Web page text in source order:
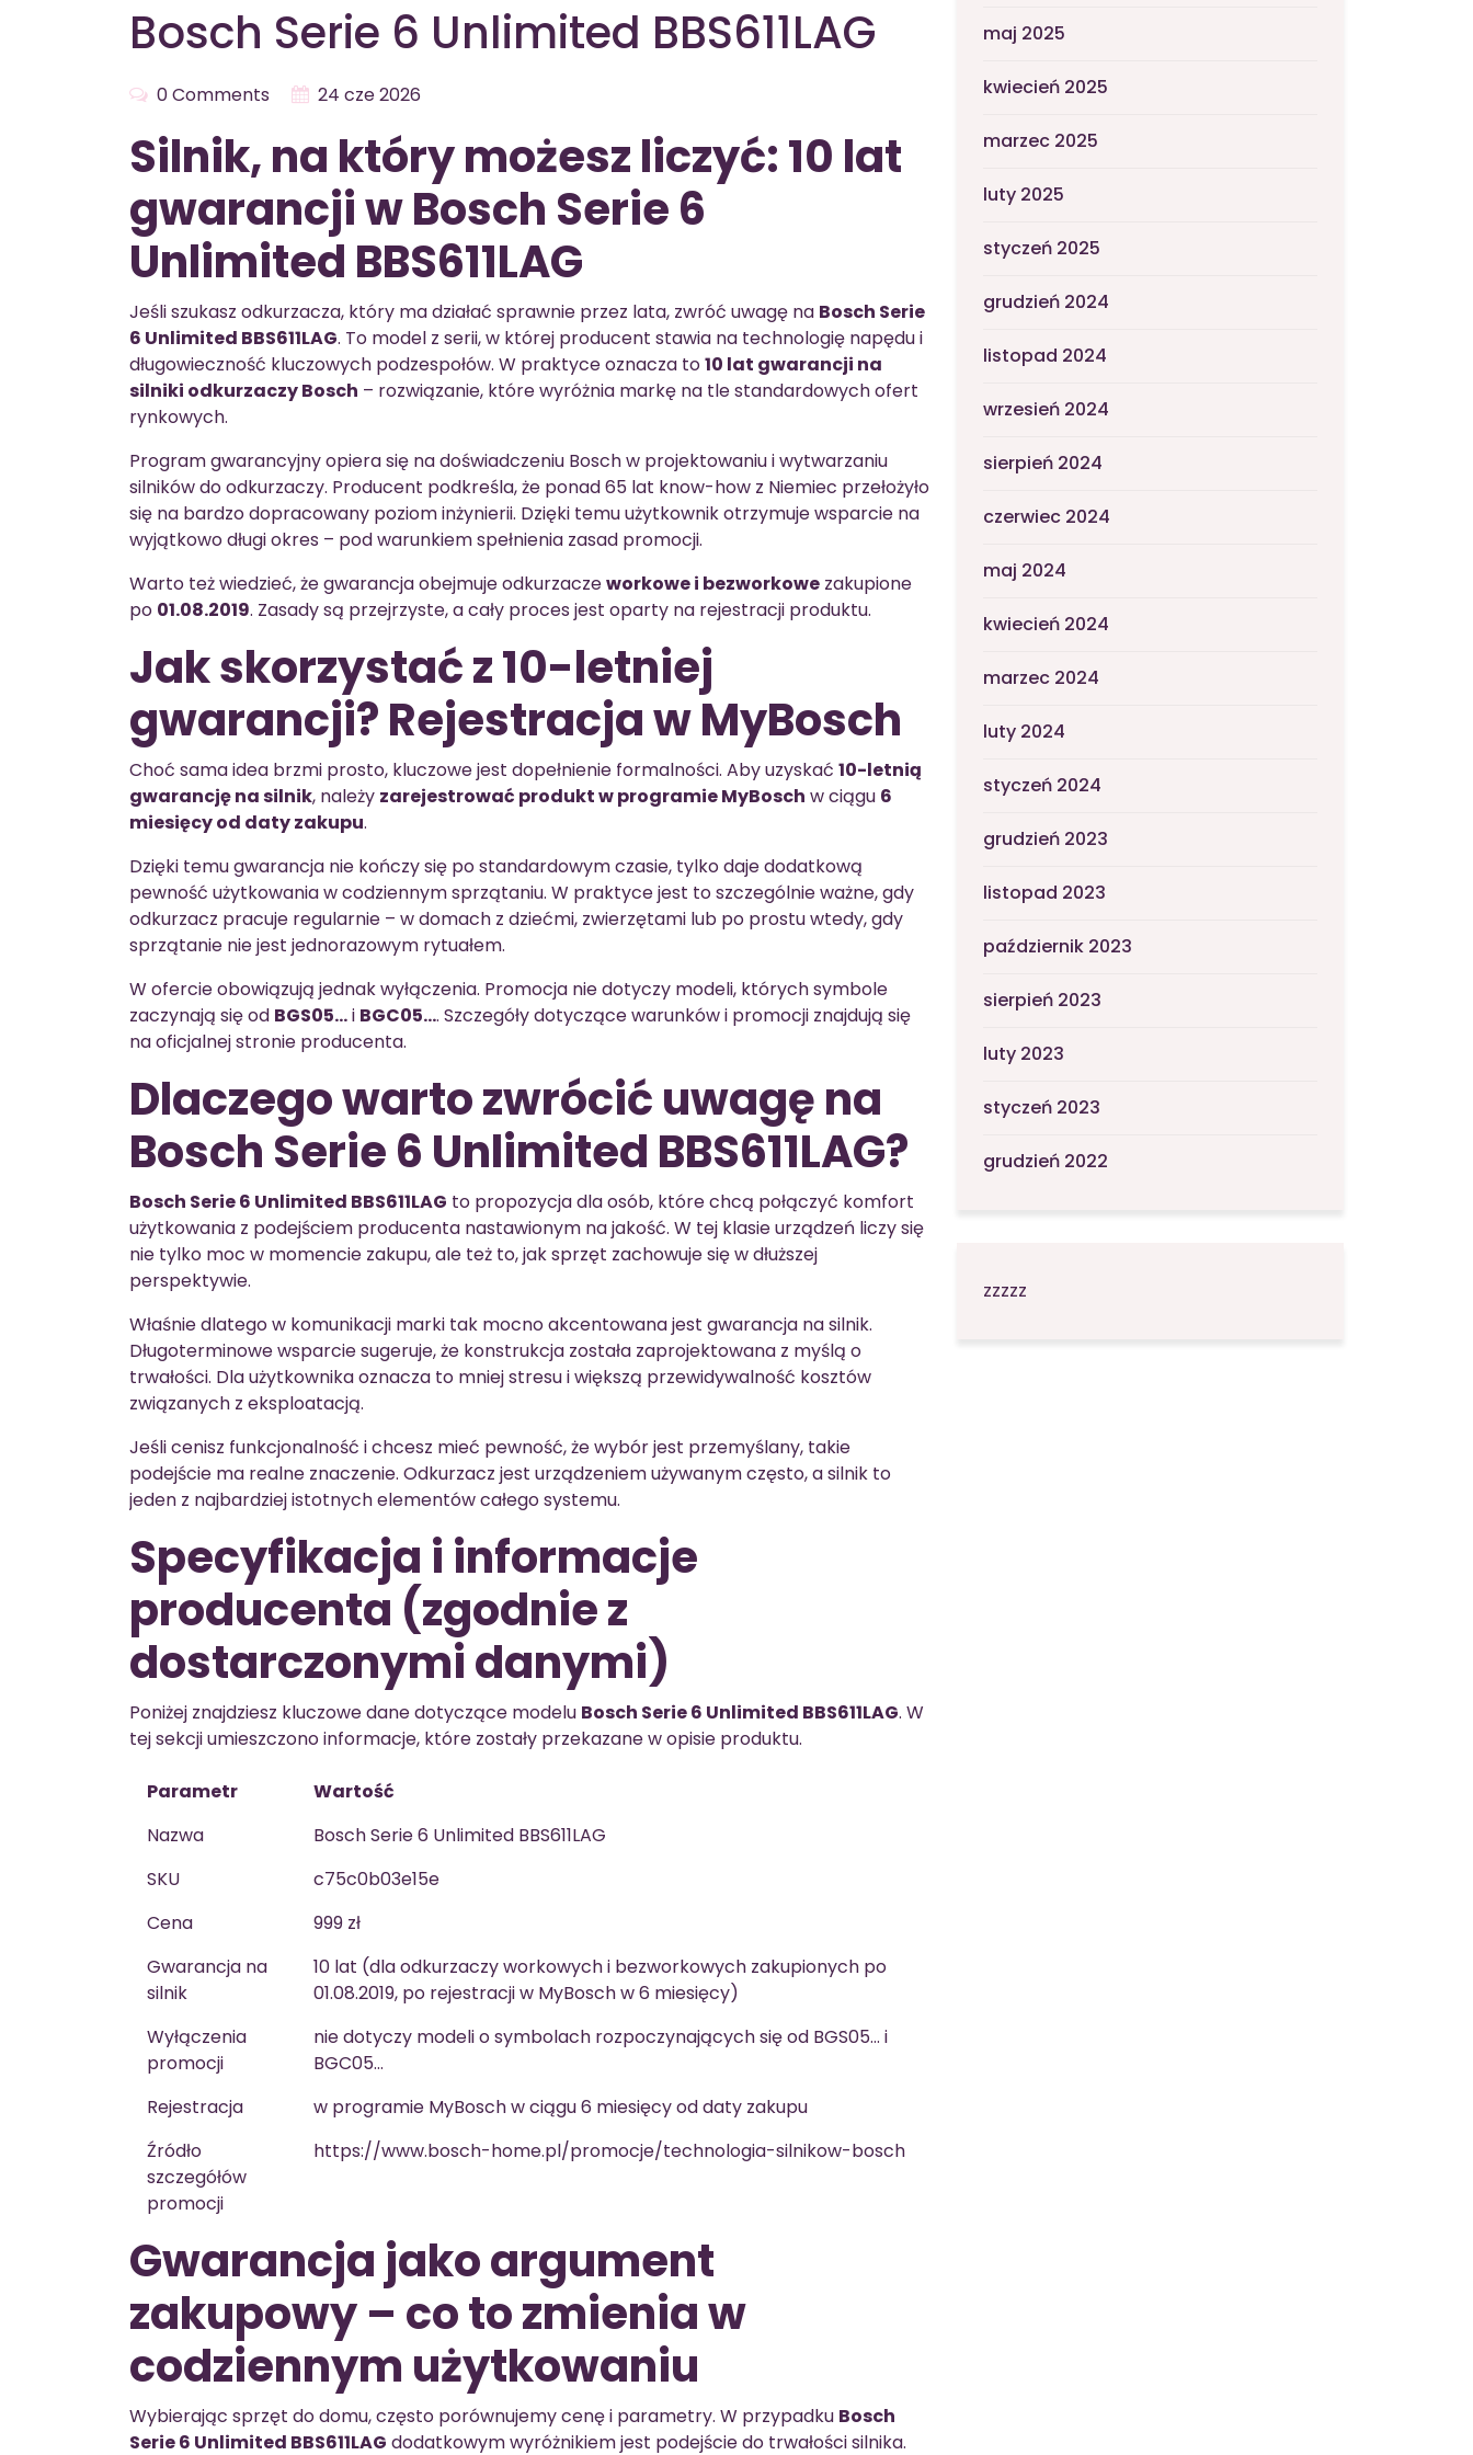
Bosch Serie 6 Unlimited BBS611LAG
0 Comments 24 cze 2026
Silnik, na który możesz liczyć: 10 lat
gwarancji w Bosch Serie 6
Unlimited BBS611LAG
Jeśli szukasz odkurzacza, który ma działać sprawnie przez lata, zwróć uwagę na Bosch Serie
6 Unlimited BBS611LAG. To model z serii, w której producent stawia na technologię napędu i
długowieczność kluczowych podzespołów. W praktyce oznacza to10 lat gwarancji na
silniki odkurzaczy Bosch – rozwiązanie, które wyróżnia markę na tle standardowych ofert
rynkowych.
Program gwarancyjny opiera się na doświadczeniu Bosch w projektowaniu i wytwarzaniu
silników do odkurzaczy. Producent podkreśla, że ponad 65 lat know-how z Niemiec przełożyło
się na bardzo dopracowany poziom inżynierii. Dzięki temu użytkownik otrzymuje wsparcie na
wyjątkowo długi okres – pod warunkiem spełnienia zasad promocji.
Warto też wiedzieć, że gwarancja obejmuje odkurzaczeworkowe i bezworkowe zakupione
po 01.08.2019. Zasady są przejrzyste, a cały proces jest oparty na rejestracji produktu.
Jak skorzystać z 10-letniej
gwarancji? Rejestracja w MyBosch
Choć sama idea brzmi prosto, kluczowe jest dopełnienie formalności. Aby uzyskać 10-letnią
gwarancję na silnik, należy zarejestrować produkt w programie MyBosch w ciągu 6
miesięcy od daty zakupu.
Dzięki temu gwarancja nie kończy się po standardowym czasie, tylko daje dodatkową
pewność użytkowania w codziennym sprzątaniu. W praktyce jest to szczególnie ważne, gdy
odkurzacz pracuje regularnie – w domach z dziećmi, zwierzętami lub po prostu wtedy, gdy
sprzątanie nie jest jednorazowym rytuałem.
W ofercie obowiązują jednak wyłączenia. Promocja nie dotyczy modeli, których symbole
zaczynają się od BGS05…i BGC05…. Szczegóły dotyczące warunków i promocji znajdują się
na oficjalnej stronie producenta.
Dlaczego warto zwrócić uwagę na
Bosch Serie 6 Unlimited BBS611LAG?
Bosch Serie 6 Unlimited BBS611LAG to propozycja dla osób, które chcą połączyć komfort
użytkowania z podejściem producenta nastawionym na jakość. W tej klasie urządzeń liczy się
nie tylko moc w momencie zakupu, ale też to, jak sprzęt zachowuje się w dłuższej
perspektywie.
Właśnie dlatego w komunikacji marki tak mocno akcentowana jest gwarancja na silnik.
Długoterminowe wsparcie sugeruje, że konstrukcja została zaprojektowana z myślą o
trwałości. Dla użytkownika oznacza to mniej stresu i większą przewidywalność kosztów
związanych z eksploatacją.
Jeśli cenisz funkcjonalność i chcesz mieć pewność, że wybór jest przemyślany, takie
podejście ma realne znaczenie. Odkurzacz jest urządzeniem używanym często, a silnik to
jeden z najbardziej istotnych elementów całego systemu.
Specyfikacja i informacje
producenta (zgodnie z
dostarczonymi danymi)
Poniżej znajdziesz kluczowe dane dotyczące modelu Bosch Serie 6 Unlimited BBS611LAG. W
tej sekcji umieszczono informacje, które zostały przekazane w opisie produktu.
Parametr
Wartość
Nazwa
Bosch Serie 6 Unlimited BBS611LAG
SKU
c75c0b03e15e
Cena
999 zł
Gwarancja na
silnik
10 lat (dla odkurzaczy workowych i bezworkowych zakupionych po
01.08.2019, po rejestracji w MyBosch w 6 miesięcy)
Wyłączenia
promocji
nie dotyczy modeli o symbolach rozpoczynających się od BGS05… i
BGC05…
Rejestracja
w programie MyBosch w ciągu 6 miesięcy od daty zakupu
Źródło
szczegółów
promocji
https://www.bosch-home.pl/promocje/technologia-silnikow-bosch
Gwarancja jako argument
zakupowy – co to zmienia w
codziennym użytkowaniu
Wybierając sprzęt do domu, często porównujemy cenę i parametry. W przypadku Bosch
Serie 6 Unlimited BBS611LAG dodatkowym wyróżnikiem jest podejście do trwałości silnika.
maj 2025
kwiecień 2025
marzec 2025
luty 2025
styczeń 2025
grudzień 2024
listopad 2024
wrzesień 2024
sierpień 2024
czerwiec 2024
maj 2024
kwiecień 2024
marzec 2024
luty 2024
styczeń 2024
grudzień 2023
listopad 2023
październik 2023
sierpień 2023
luty 2023
styczeń 2023
grudzień 2022
zzzzz